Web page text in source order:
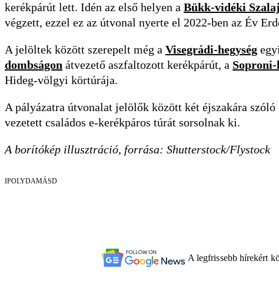
kerékpárút lett. Idén az első helyen a Bükk-vidéki
végzett, ezzel ez az útvonal nyerte el 2022-ben az Év
A jelöltek között szerepelt még a Visegrádi-hegység
dombságon átvezető aszfaltozott kerékpárút, a Soproni-
Hideg-völgyi körtúrája.
A pályázatra útvonalat jelölők között két éjszakára
vezetett családos e-kerékpáros túrát sorsolnak ki.
A borítókép illusztráció, forrása: Shutterstock/Flystock
IPOLYDAMÁSD
A legfrissebb hírekért